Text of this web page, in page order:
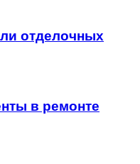
отделочных
в ремонте